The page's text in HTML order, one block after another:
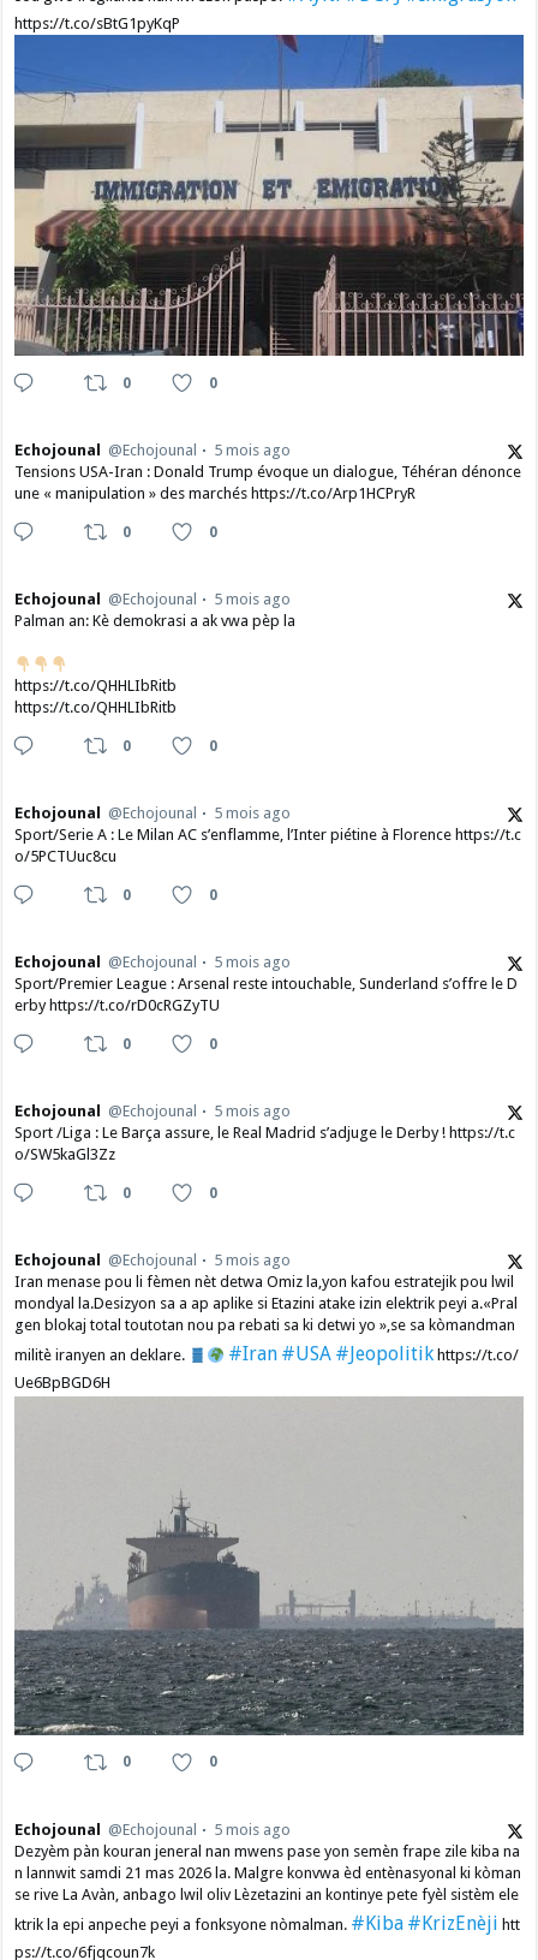
https://t.co/sBtG1pyKqP
0 0
Echojounal @Echojounal
5 mois ago
Tensions USA-Iran : Donald Trump évoque un dialogue, Téhéran dénonce
une « manipulation » des marchés https://t.co/Arp1HCPryR
0 0
Echojounal @Echojounal
5 mois ago
Palman an: Kè demokrasi a ak vwa pèp la
https://t.co/QHHLIbRitb
https://t.co/QHHLIbRitb
0 0
Echojounal @Echojounal
5 mois ago
Sport/Serie A : Le Milan AC s’enflamme, l’Inter piétine à Florence https://t.c
o/5PCTUuc8cu
0 0
Echojounal @Echojounal
5 mois ago
Sport/Premier League : Arsenal reste intouchable, Sunderland s’offre le D
erby https://t.co/rD0cRGZyTU
0 0
Echojounal @Echojounal
5 mois ago
Sport /Liga : Le Barça assure, le Real Madrid s’adjuge le Derby ! https://t.c
o/SW5kaGl3Zz
0 0
Echojounal @Echojounal
5 mois ago
Iran menase pou li fèmen nèt detwa Omiz la,yon kafou estratejik pou lwil
mondyal la.Desizyon sa a ap aplike si Etazini atake izin elektrik peyi a.​«Pral
gen blokaj total toutotan nou pa rebati sa ki detwi yo »,se sa kòmandman
militè iranyen an deklare.
#Iran #USA #Jeopolitikhttps://t.co/
Ue6BpBGD6H
0 0
Echojounal @Echojounal
5 mois ago
Dezyèm pàn kouran jeneral nan mwens pase yon semèn frape zile kiba na
n lannwit samdi 21 mas 2026 la. Malgre konvwa èd entènasyonal ki kòman
se rive La Avàn, anbago lwil oliv Lèzetazini an kontinye pete fyèl sistèm ele
ktrik la epi anpeche peyi a fonksyone nòmalman. #Kiba #KrizEnèji htt
ps://t.co/6fjqcoun7k